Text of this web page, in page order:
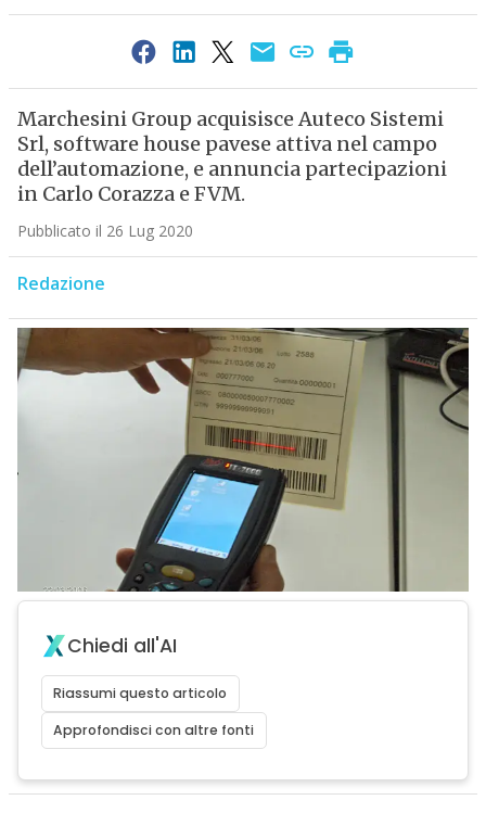
Marchesini Group acquisisce Auteco Sistemi
Srl, software house pavese attiva nel campo
dell’automazione, e annuncia partecipazioni
in Carlo Corazza e FVM.
Pubblicato il 26 Lug 2020
Redazione
Chiedi all'AI
Riassumi questo articolo
Approfondisci con altre fonti